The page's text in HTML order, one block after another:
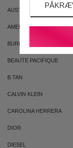
AUSTRALIAN GOLD
AMERICAN CREW
BURBERRY
BEAUTE PACIFIQUE
B.TAN
CALVIN KLEIN
CAROLINA HERRERA
DIOR
DIESEL